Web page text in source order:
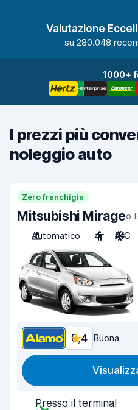
Valutazione
su 280.048
1000+
I prezzi più
noleggio auto
Zero franchigia
Mitsubishi Mirageo
Automatico
4 A/C
8,4 Buona
Presso il terminal